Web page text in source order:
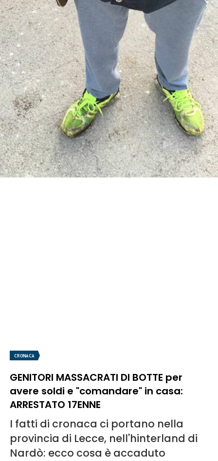
CRONACA
GENITORI MASSACRATI DI BOTTE per
avere soldi e "comandare" in casa:
ARRESTATO 17ENNE
I fatti di cronaca ci portano nella
provincia di Lecce, nell'hinterland di
Nardò: ecco cosa è accaduto